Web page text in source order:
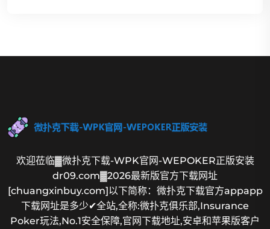
欢迎莅临▓微扑克下载-WPK官网-WEPOKER正版安装
dr09.com▓2026最新版官方下载网址
[chuangxinbuy.com]以下简称：微扑克下载官方appapp
下载网址是多少✔全站,全称:微扑克俱乐部,Insurance
Poker玩法,No.1安全保障,官网下载地址,安卓和苹果版客户